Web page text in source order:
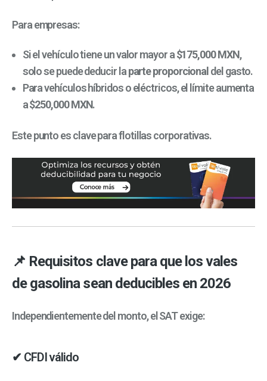
Para empresas:
Si el vehículo tiene un valor mayor a$175,000 MXN,
solo se puede deducir laparte proporcional del gasto.
Para vehículos híbridos o eléctricos, el límite aumenta
a$250,000 MXN.
Este punto es clave para flotillas corporativas.
📌 Requisitos clave para que los vales
de gasolina sean deducibles en 2026
Independientemente del monto, el SAT exige:
✔ CFDI válido